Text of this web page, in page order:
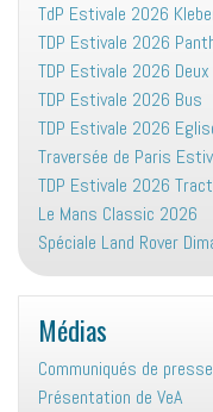
TdP Estivale 2026
TDP Estivale 2026
TDP Estivale 2026 Deux
TDP Estivale 2026 Bus
TDP Estivale 2026
Traversée de Paris
TDP Estivale 2026
Le Mans Classic 2026
Spéciale Land Rover
Médias
Communiqués de presse
Présentation de VeA